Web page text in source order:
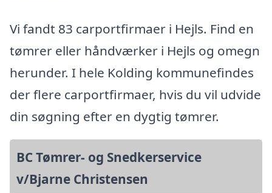
Vi fandt 83 carportfirmaer i Hejls. Find en
tømrer eller håndværker i Hejls og omegn
herunder. I hele Kolding kommunefindes
der flere carportfirmaer, hvis du vil udvide
din søgning efter en dygtig tømrer.
BC Tømrer- og Snedkerservice
v/Bjarne Christensen